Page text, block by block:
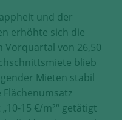
und der
erhöhte sich die
Vorquartal von 26,50
blieb
Mieten stabil
Flächenumsatz
15 €/m²“ getätigt